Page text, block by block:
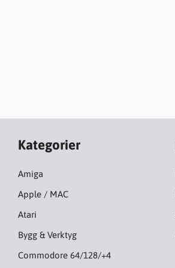
Kategorier
Amiga
Apple / MAC
Atari
Bygg & Verktyg
Commodore 64/128/+4